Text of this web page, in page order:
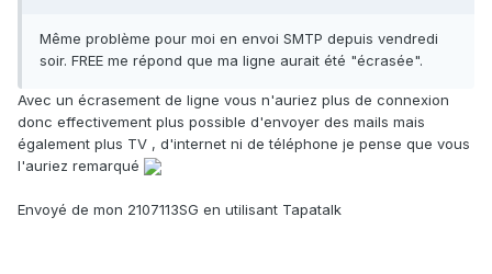
Même problème pour moi en envoi SMTP depuis vendredi
soir. FREE me répond que ma ligne aurait été "écrasée".
Avec un écrasement de ligne vous n'auriez plus de connexion
donc effectivement plus possible d'envoyer des mails mais
également plus TV , d'internet ni de téléphone je pense que vous
l'auriez remarqué
Envoyé de mon 2107113SG en utilisant Tapatalk